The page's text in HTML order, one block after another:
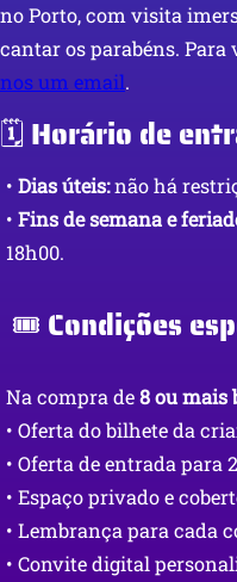
no Porto, com visita
cantar os parabéns.
nos um email.
🗓️ Horário de
• Dias úteis:não há
• Fins de semana e
18h00.
🎟️ Condições
Na compra de8 ou mais
• Oferta do bilhete da
• Oferta de entrada para
• Espaço privado e
• Lembrança para cada
• Convite digital